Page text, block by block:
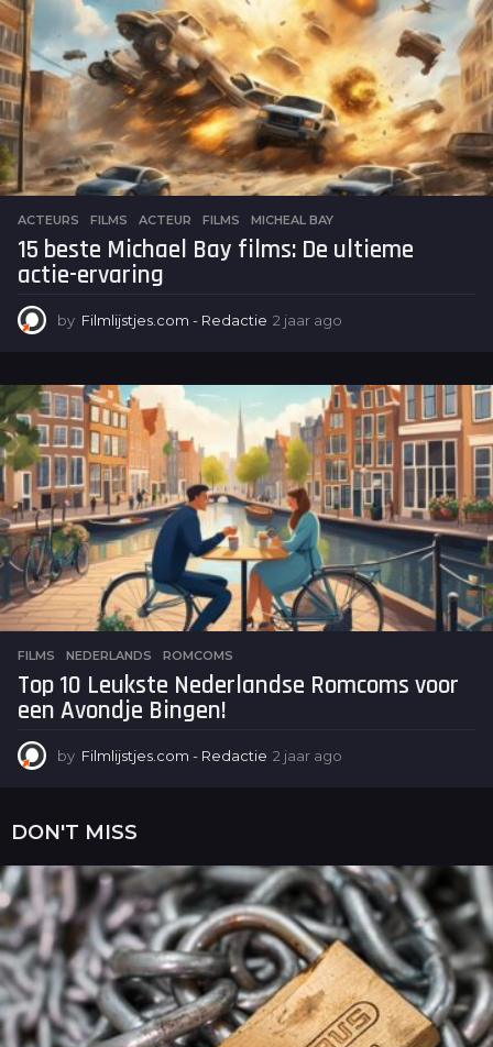
g
ACTEURS ,FILMS ACTEUR ,FILMS ,MICHEAL BAY
15 beste Michael Bay films: De ultieme
actie-ervaring
by Filmlijstjes.com - Redactie 2 jaar ago
a
r
a
o
FILMS NEDERLANDS ,ROMCOMS
Top 10 Leukste Nederlandse Romcoms voor
een Avondje Bingen!
by Filmlijstjes.com - Redactie 2 jaar ago
g
o
DON'T MISS